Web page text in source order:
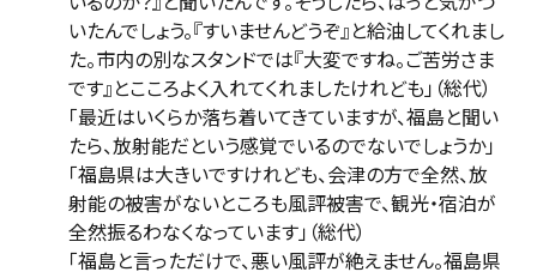
いたんでしょう。『すいませんどうぞ』と給油してくれまし
た。市内の別なスタンドでは『大変ですね。ご苦労さま
です』とこころよく入れてくれましたけれども」（総代）
「最近はいくらか落ち着いてきていますが、福島と聞い
たら、放射能だという感覚でいるのでないでしょうか」
「福島県は大きいですけれども、会津の方で全然、放
射能の被害がないところも風評被害で、観光・宿泊が
全然振るわなくなっています」（総代）
「福島と言っただけで、悪い風評が絶えません。福島県